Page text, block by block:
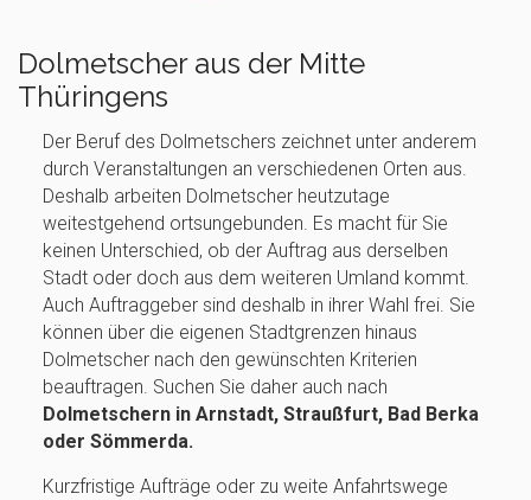
Dolmetscher aus der Mitte
Thüringens
Der Beruf des Dolmetschers zeichnet unter anderem
durch Veranstaltungen an verschiedenen Orten aus.
Deshalb arbeiten Dolmetscher heutzutage
weitestgehend ortsungebunden. Es macht für Sie
keinen Unterschied, ob der Auftrag aus derselben
Stadt oder doch aus dem weiteren Umland kommt.
Auch Auftraggeber sind deshalb in ihrer Wahl frei. Sie
können über die eigenen Stadtgrenzen hinaus
Dolmetscher nach den gewünschten Kriterien
beauftragen. Suchen Sie daher auch nach
Dolmetschern in Arnstadt, Straußfurt, Bad Berka
oder Sömmerda.
Kurzfristige Aufträge oder zu weite Anfahrtswege